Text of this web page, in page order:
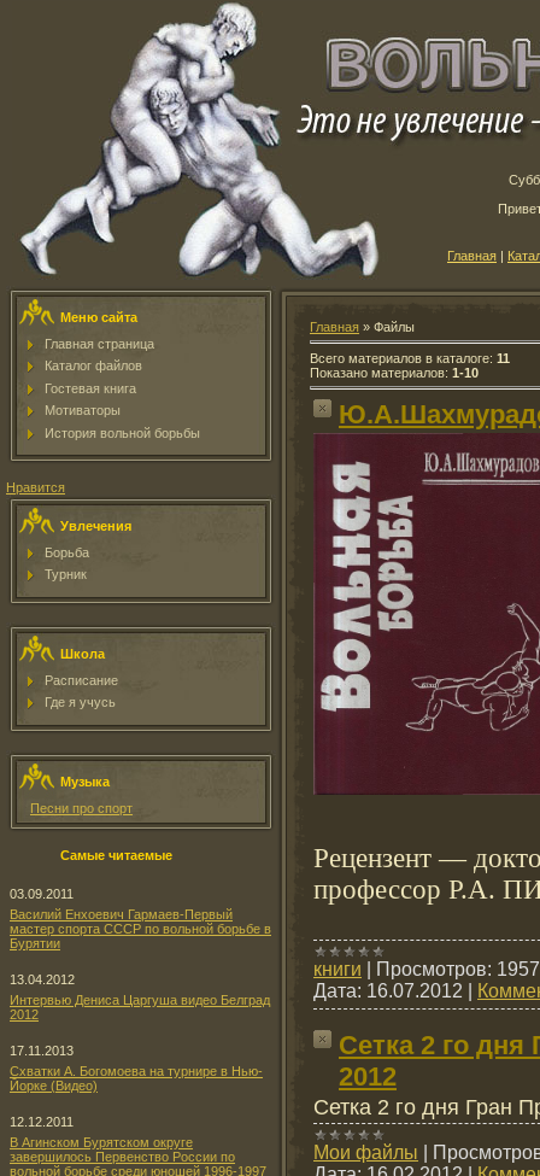
Главная |
Меню сайта
Главная страница
Каталог файлов
Гостевая книга
Мотиваторы
История вольной борьбы
Нравится
Увлечения
Борьба
Турник
Школа
Расписание
Где я учусь
Музыка
Песни про спорт
Самые читаемые
03.09.2011
Василий Енхоевич Гармаев-Первый
мастер спорта СССР по вольной борьбе в
Бурятии
13.04.2012
Интервью Дениса Царгуша видео Белград
2012
17.11.2013
Схватки А. Богомоева на турнире в Нью-
Йорке (Видео)
12.12.2011
В Агинском Бурятском округе
завершилось Первенство России по
вольной борьбе среди юношей 1996-1997
Главная » Файлы
Всего материалов в каталоге: 11
Показано материалов: 1-10
Рецензент —
профессор Р.А.
книги Просмотров: 1957
Дата: 16.07.2012
Сетка 2 го
2012
Сетка 2 го дня Гран
Мои файлы